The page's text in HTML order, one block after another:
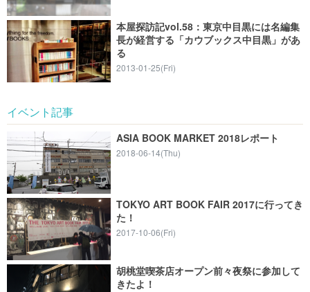
本屋探訪記vol.58：東京中目黒には名編集
長が経営する「カウブックス中目黒」があ
る
2013-01-25(Fri)
イベント記事
ASIA BOOK MARKET 2018レポート
2018-06-14(Thu)
TOKYO ART BOOK FAIR 2017に行ってき
た！
2017-10-06(Fri)
胡桃堂喫茶店オープン前々夜祭に参加して
きたよ！